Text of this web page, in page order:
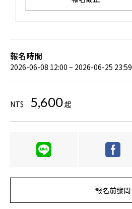
報名時間
2026-06-08 12:00 ~ 2026-06-25 23:59
NT$ 5,600起
報名前發問